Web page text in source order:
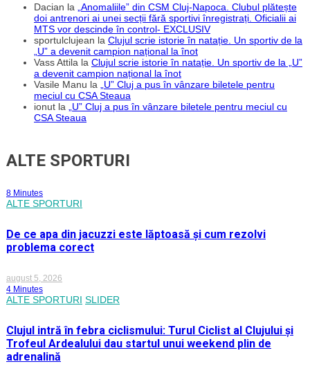
Dacian la
„Anomaliile” din CSM Cluj-Napoca. Clubul plătește
doi antrenori ai unei secții fără sportivi înregistrați. Oficialii ai
MTS vor descinde în control- EXCLUSIV
sportulclujean la Clujul scrie istorie în natație. Un sportiv de la
„U” a devenit campion național la înot
Vass Attila la Clujul scrie istorie în natație. Un sportiv de la „U”
a devenit campion național la înot
Vasile Manu la
„U” Cluj a pus în vânzare biletele pentru
meciul cu CSA Steaua
ionut la
„U” Cluj a pus în vânzare biletele pentru meciul cu
CSA Steaua
ALTE SPORTURI
8 Minutes
ALTE SPORTURI
De ce apa din jacuzzi este lăptoasă și cum rezolvi
problema corect
august 5, 2026
4 Minutes
ALTE SPORTURI SLIDER
Clujul intră în febra ciclismului: Turul Ciclist al Clujului și
Trofeul Ardealului dau startul unui weekend plin de
adrenalină